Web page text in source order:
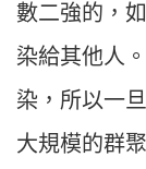
數二強的，
染給其他人
染，所以一
大規模的群